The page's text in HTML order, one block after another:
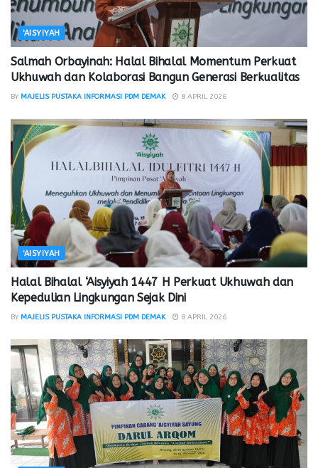
'AISYIYAH
Salmah Orbayinah: Halal Bihalal Momentum Perkuat
Ukhuwah dan Kolaborasi Bangun Generasi Berkualitas
BY MAJELIS PUSTAKA INFORMASI PDM DEMAK 8 APRIL 2026
'AISYIYAH
Halal Bihalal ‘Aisyiyah 1447 H Perkuat Ukhuwah dan
Kepedulian Lingkungan Sejak Dini
BY MAJELIS PUSTAKA INFORMASI PDM DEMAK 8 APRIL 2026